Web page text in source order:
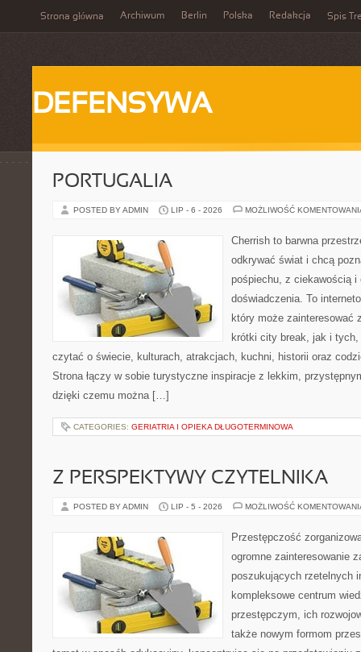
Strona główna Archiwum Berlin Polska Redakcja Spis
DEFENSYWA
PORTUGALIA
POSTED BY ADMIN LIP - 6 - 2026 MOŻLIWOŚĆ
Cherrish to barwna
odkrywać świat i chcą
pośpiechu, z ciekawością i
doświadczenia. To
który może zainteresować
krótki city break, jak i
czytać o świecie, kulturach, atrakcjach, kuchni, historii oraz
Strona łączy w sobie turystyczne inspiracje z lekkim,
dzięki czemu można […]
CATEGORIES: GERIATRIA I OPIEKA DŁUGOTERMINOWA
Z PERSPEKTYWY CZYTELNIKA
POSTED BY ADMIN LIP - 5 - 2026 MOŻLIWOŚĆ
Przestępczość
ogromne zainteresowanie
poszukujących rzetelnych
kompleksowe centrum
przestępczym, ich
także nowym formom